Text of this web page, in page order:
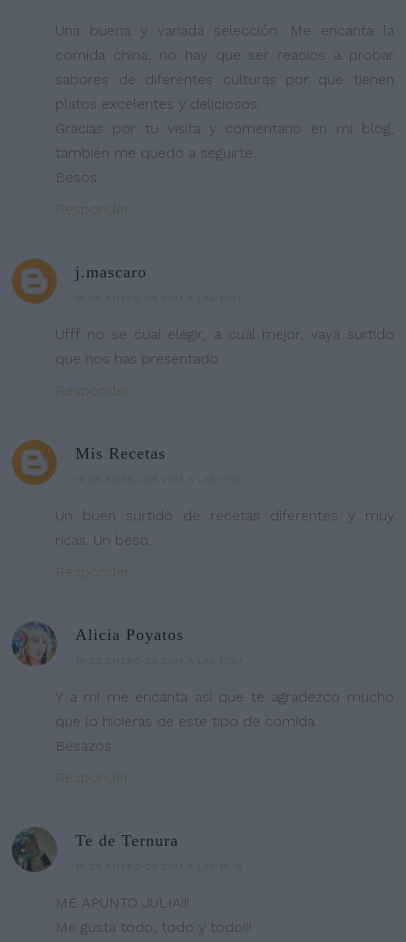
Una buena y variada selección. Me encanta la
comida china, no hay que ser reacios a probar
sabores de diferentes culturas por que tienen
platos excelentes y deliciosos.
Gracias por tu visita y comentario en mi blog,
también me quedo a seguirte.
Besos.
Responder
j.mascaro
Ufff no se cual elegir, a cuál mejor, vaya surtido
que nos has presentado
Responder
Mis Recetas
Un buen surtido de recetas diferentes y muy
ricas. Un beso.
Responder
Alicia Poyatos
Y a mi me encanta así que te agradezco mucho
que lo hicieras de este tipo de comida.
Besazos.
Responder
Te de Ternura
ME APUNTO JULIA!!!
Me gusta todo, todo y todo!!!